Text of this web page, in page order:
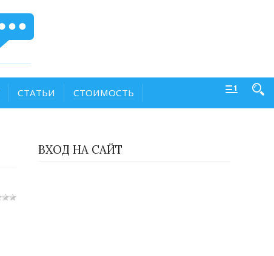
СТАТЬИ СТОИМОСТЬ
ВХОД НА САЙТ